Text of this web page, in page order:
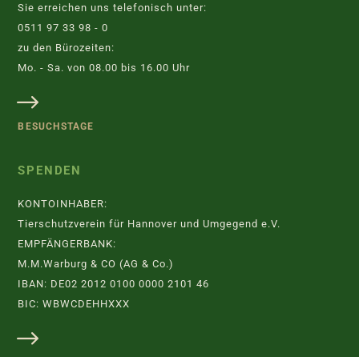
Sie erreichen uns telefonisch unter:
0511 97 33 98 - 0
zu den Bürozeiten:
Mo. - Sa. von 08.00 bis 16.00 Uhr
BESUCHSTAGE
SPENDEN
KONTOINHABER:
Tierschutzverein für Hannover und Umgegend e.V.
EMPFÄNGERBANK:
M.M.Warburg & CO (AG & Co.)
IBAN: DE02 2012 0100 0000 2101 46
BIC: WBWCDEHHXXX